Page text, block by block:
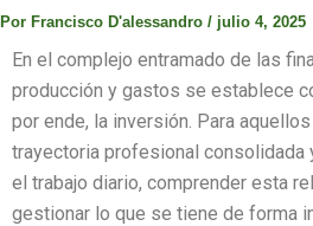
Por Francisco D'alessandro / julio 4, 2025
En el complejo entramado de las
producción y gastos se establece
por ende, la inversión. Para
trayectoria profesional consolidada
el trabajo diario, comprender esta
gestionar lo que se tiene de forma